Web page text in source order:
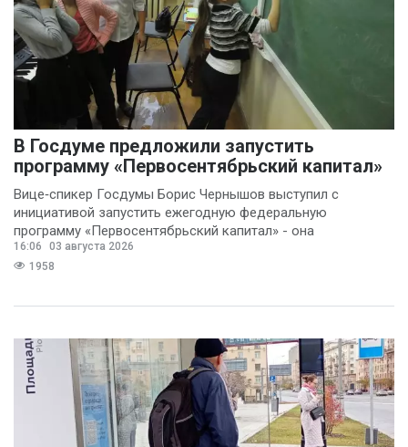
В Госдуме предложили запустить
программу «Первосентябрьский капитал»
Вице‑спикер Госдумы Борис Чернышов выступил с
инициативой запустить ежегодную федеральную
программу «Первосентябрьский капитал» - она
предполагает
16:06
03 августа 2026
1958